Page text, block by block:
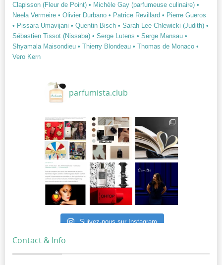
Clapisson (Fleur de Point) • Michèle Gay (parfumeuse culinaire) •
Neela Vermeire • Olivier Durbano • Patrice Revillard • Pierre Gueros
• Pissara Umavijani • Quentin Bisch • Sarah-Lee Chlewicki (Judith) •
Sébastien Tissot (Nissaba) • Serge Lutens • Serge Mansau •
Shyamala Maisondieu • Thierry Blondeau • Thomas de Monaco •
Vero Kern
parfumista.club
Suivez-nous sur Instagram
Contact & Info